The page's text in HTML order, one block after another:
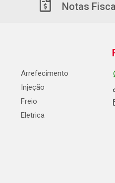
Notas
Arrefecimento
Injeção
Freio
Eletrica